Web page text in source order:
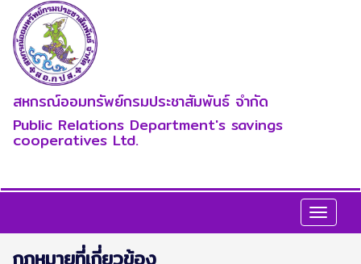
สหกรณ์ออมทรัพย์กรมประชาสัมพันธ์ จำกัด
Public Relations Department's savings
cooperatives Ltd.
Toggle